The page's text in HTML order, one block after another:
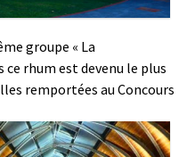
groupe « La
ce rhum est devenu le plus
remportées au Concours